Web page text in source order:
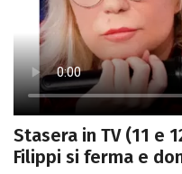
Stasera in TV (11 e
Filippi si ferma e